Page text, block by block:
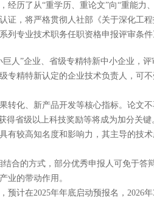
经历了从“重学历、重论文”向“重能力
证，将严格贯彻人社部《关于深化工
列专业技术职务任职资格申报评审条件
巨人”企业、省级专精特新中小企业，
专精特新认定的企业技术负责人，可
转化、新产品开发等核心指标。论文
省级以上科技奖励等将成为加分关键
有较高知名度和影响力，其主导的技
结合的方式，部分优秀申报人可免于答
业的带动作用。
计在2025年年底启动预报名，2026